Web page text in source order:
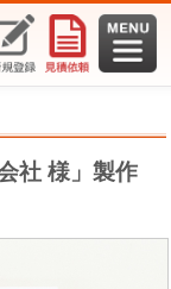
社 様」製作